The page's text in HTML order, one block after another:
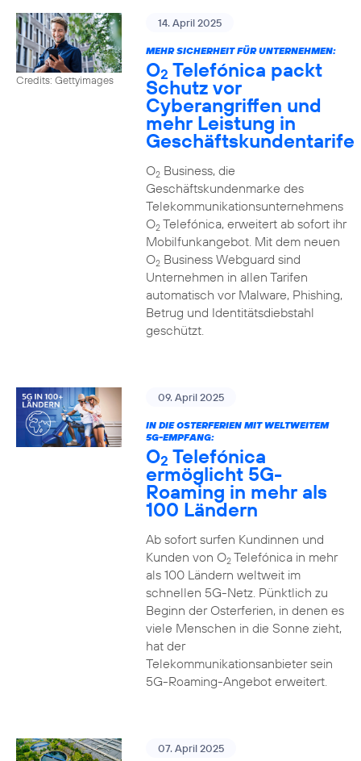
Credits: Gettyimages
14. April 2025
MEHR SICHERHEIT FÜR UNTERNEHMEN:
O2 Telefónica packt
Schutz vor
Cyberangriffen und
mehr Leistung in
Geschäftskundentarife
O2Business, die
Geschäftskundenmarke des
Telekommunikationsunternehmens
O2Telefónica, erweitert ab sofort ihr
Mobilfunkangebot. Mit dem neuen
O2Business Webguard sind
Unternehmen in allen Tarifen
automatisch vor Malware, Phishing,
Betrug und Identitätsdiebstahl
geschützt.
09. April 2025
IN DIE OSTERFERIEN MIT WELTWEITEM
5G-EMPFANG:
O2 Telefónica
ermöglicht 5G-
Roaming in mehr als
100 Ländern
Ab sofort surfen Kundinnen und
Kunden von O2Telefónica in mehr
als 100 Ländern weltweit im
schnellen 5G-Netz. Pünktlich zu
Beginn der Osterferien, in denen es
viele Menschen in die Sonne zieht,
hat der
Telekommunikationsanbieter sein
5G-Roaming-Angebot erweitert.
07. April 2025